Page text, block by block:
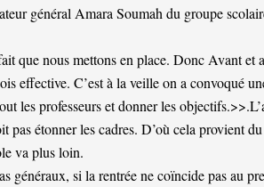
général Amara Soumah du groupe
que nous mettons en place. Donc Avant et
effective. C’est à la veille on a convoqué
les professeurs et donner les
pas étonner les cadres. D’où cela provient
va plus loin.
généraux, si la rentrée ne coïncide pas au